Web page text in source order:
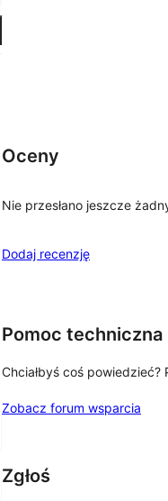
Oceny
Nie przesłano jeszcze
Dodaj recenzję
Pomoc techniczna
Chciałbyś coś
Zobacz forum wsparcia
Zgłoś